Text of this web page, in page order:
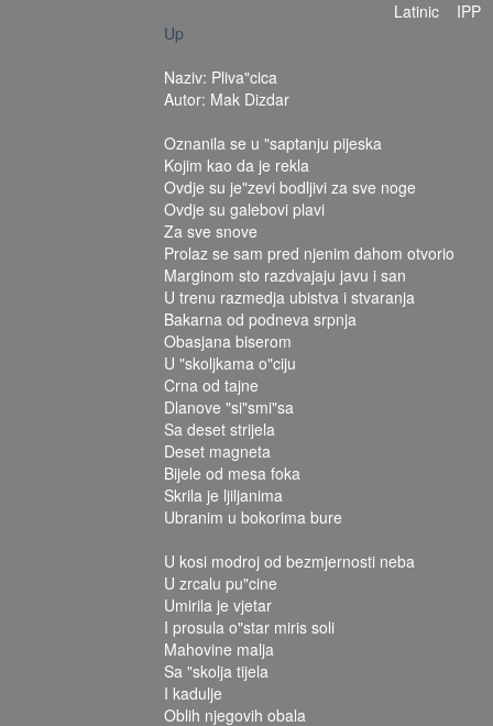
Latinic
IPP
Up
Naziv: Pliva"cica
Autor: Mak Dizdar
Oznanila se u "saptanju pijeska
Kojim kao da je rekla
Ovdje su je"zevi bodljivi za sve noge
Ovdje su galebovi plavi
Za sve snove
Prolaz se sam pred njenim dahom otvorio
Marginom sto razdvajaju javu i san
U trenu razmedja ubistva i stvaranja
Bakarna od podneva srpnja
Obasjana biserom
U "skoljkama o"ciju
Crna od tajne
Dlanove "si"smi"sa
Sa deset strijela
Deset magneta
Bijele od mesa foka
Skrila je ljiljanima
Ubranim u bokorima bure
U kosi modroj od bezmjernosti neba
U zrcalu pu"cine
Umirila je vjetar
I prosula o"star miris soli
Mahovine malja
Sa "skolja tijela
I kadulje
Oblih njegovih obala